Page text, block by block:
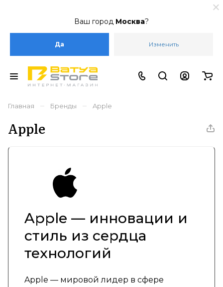
Ваш город Москва?
Да Изменить
Главная – Бренды – Apple
Apple
Apple — инновации и
стиль из сердца
технологий
Apple — мировой лидер в сфере